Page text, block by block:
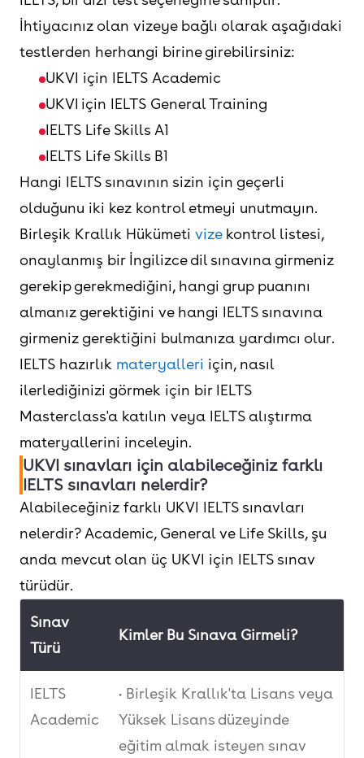
İhtiyacınız olan vizeye bağlı olarak aşağıdaki
testlerden herhangi birine girebilirsiniz:
UKVI için IELTS Academic
UKVI için IELTS General Training
IELTS Life Skills A1
IELTS Life Skills B1
Hangi IELTS sınavının sizin için geçerli
olduğunu iki kez kontrol etmeyi unutmayın.
Birleşik Krallık Hükümeti vize kontrol listesi,
onaylanmış bir İngilizce dil sınavına girmeniz
gerekip gerekmediğini, hangi grup puanını
almanız gerektiğini ve hangi IELTS sınavına
girmeniz gerektiğini bulmanıza yardımcı olur.
IELTS hazırlık materyalleri için, nasıl
ilerlediğinizi görmek için bir IELTS
Masterclass'a katılın veya IELTS alıştırma
materyallerini inceleyin.
UKVI sınavları için alabileceğiniz farklı
IELTS sınavları nelerdir?
Alabileceğiniz farklı UKVI IELTS sınavları
nelerdir? Academic, General ve Life Skills, şu
anda mevcut olan üç UKVI için IELTS sınav
türüdür.
Sınav
Türü
Kimler Bu Sınava Girmeli?
IELTS
Academic
• Birleşik Krallık'ta Lisans veya
Yüksek Lisans düzeyinde
eğitim almak isteyen sınav